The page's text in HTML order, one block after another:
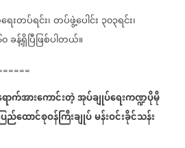
းတပ်ရင်း၊တပ်ဖွဲ့ပေါင်း ၃၀၃ရင်း၊
ခန့်ရှိပြီဖြစ်ပါတယ်။
ာက်အားကောင်းတဲ့အုပ်ချုပ်ရေးကဏ္ဍပိုမို
ြည်ထောင်စုဝန်ကြီးချုပ်မန်းဝင်းခိုင်သန်း